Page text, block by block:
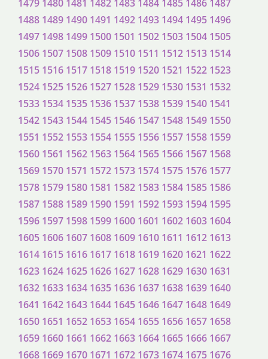
1479 1480 1481 1482 1483 1484 1485 1486 1487
1488 1489 1490 1491 1492 1493 1494 1495 1496
1497 1498 1499 1500 1501 1502 1503 1504 1505
1506 1507 1508 1509 1510 1511 1512 1513 1514
1515 1516 1517 1518 1519 1520 1521 1522 1523
1524 1525 1526 1527 1528 1529 1530 1531 1532
1533 1534 1535 1536 1537 1538 1539 1540 1541
1542 1543 1544 1545 1546 1547 1548 1549 1550
1551 1552 1553 1554 1555 1556 1557 1558 1559
1560 1561 1562 1563 1564 1565 1566 1567 1568
1569 1570 1571 1572 1573 1574 1575 1576 1577
1578 1579 1580 1581 1582 1583 1584 1585 1586
1587 1588 1589 1590 1591 1592 1593 1594 1595
1596 1597 1598 1599 1600 1601 1602 1603 1604
1605 1606 1607 1608 1609 1610 1611 1612 1613
1614 1615 1616 1617 1618 1619 1620 1621 1622
1623 1624 1625 1626 1627 1628 1629 1630 1631
1632 1633 1634 1635 1636 1637 1638 1639 1640
1641 1642 1643 1644 1645 1646 1647 1648 1649
1650 1651 1652 1653 1654 1655 1656 1657 1658
1659 1660 1661 1662 1663 1664 1665 1666 1667
1668 1669 1670 1671 1672 1673 1674 1675 1676